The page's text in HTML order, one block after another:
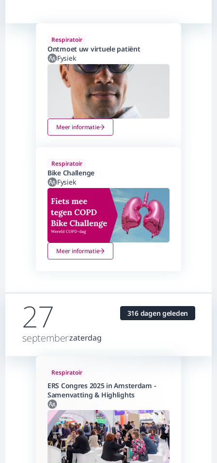
Respiratoir
Ontmoet uw virtuele patiënt
Fysiek
Meer informatie
Respiratoir
Bike Challenge
Fysiek
Meer informatie
27
septemberzaterdag
316 dagen geleden
Respiratoir
ERS Congres 2025 in Amsterdam -
Samenvatting & Highlights